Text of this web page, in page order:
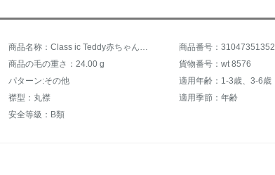
商品名称：Class ic Teddy赤ちゃん白鳥の衣秋の服の女の子の子供服の子供服の子供の丸襟の字母の長袖の上着wt 8576ピンクの120 cm 商品番号：31047351352
商品の毛の重さ：24.00 g
貨物番号：wt 8576
パターン:その他
適用年齢：1-3歳、3-6歳
襟型：丸襟
適用季節：年齢
安全等級：B類